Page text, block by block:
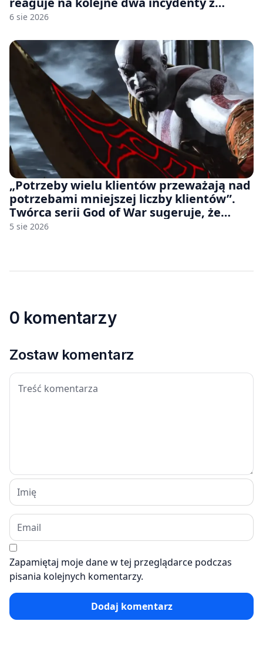
udziałem autorskich modeli
6 sie 2026
„Potrzeby wielu klientów przeważają nad
potrzebami mniejszej liczby klientów”.
Twórca serii God of War sugeruje, że
rozumie, dlaczego Sony rezygnuje z gier
5 sie 2026
0 komentarzy
Zostaw komentarz
Zapamiętaj moje dane w tej przeglądarce podczas
pisania kolejnych komentarzy.
Dodaj komentarz